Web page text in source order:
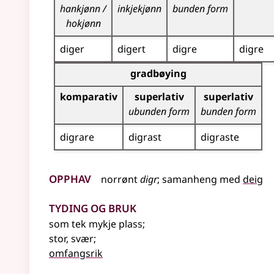
hankjønn /
hokjønn
inkjekjønn bunden form
diger digert digre
digre
Bøyningstabell for dette adjektivet
gradbøying
komparativ
superlativ
ubunden form
superlativ
bunden form
digrare
digrast digraste
Opphav norrøntdigr; samanheng med deig
Tyding og bruk
som tek mykje plass;
stor, svær;
omfangsrik